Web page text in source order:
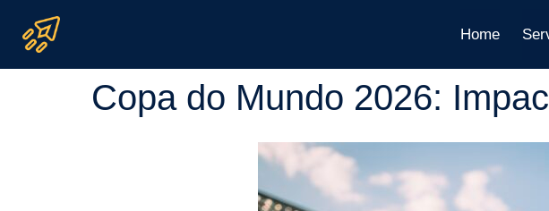
Home
Copa do Mundo 2026: